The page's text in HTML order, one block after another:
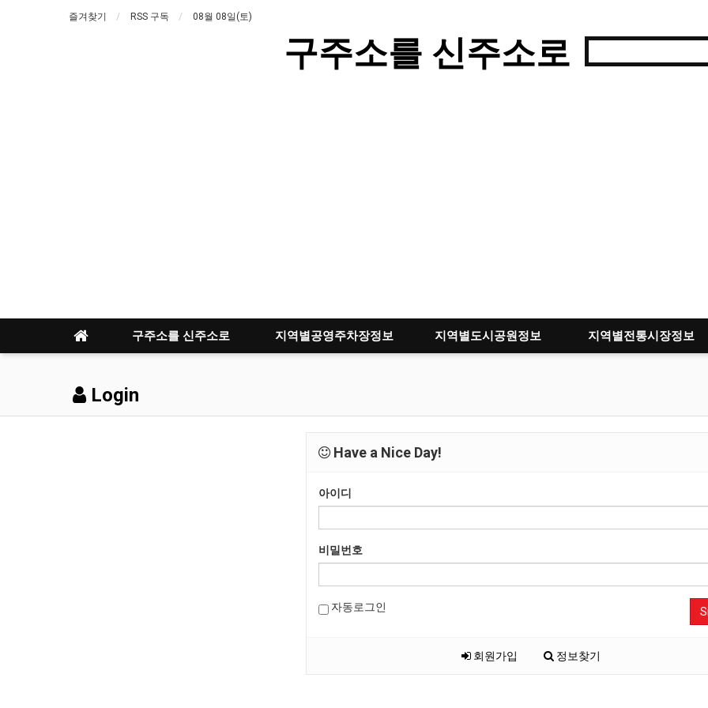
즐겨찾기 RSS 구독 08월 08일(토)
구주소를 신주소로
구주소를 신주소로 지역별공영주차장정보 지역별도시공원정보 지역별전통시장정보
Login
Have a Nice Day!
아이디
비밀번호
자동로그인
회원가입 정보찾기